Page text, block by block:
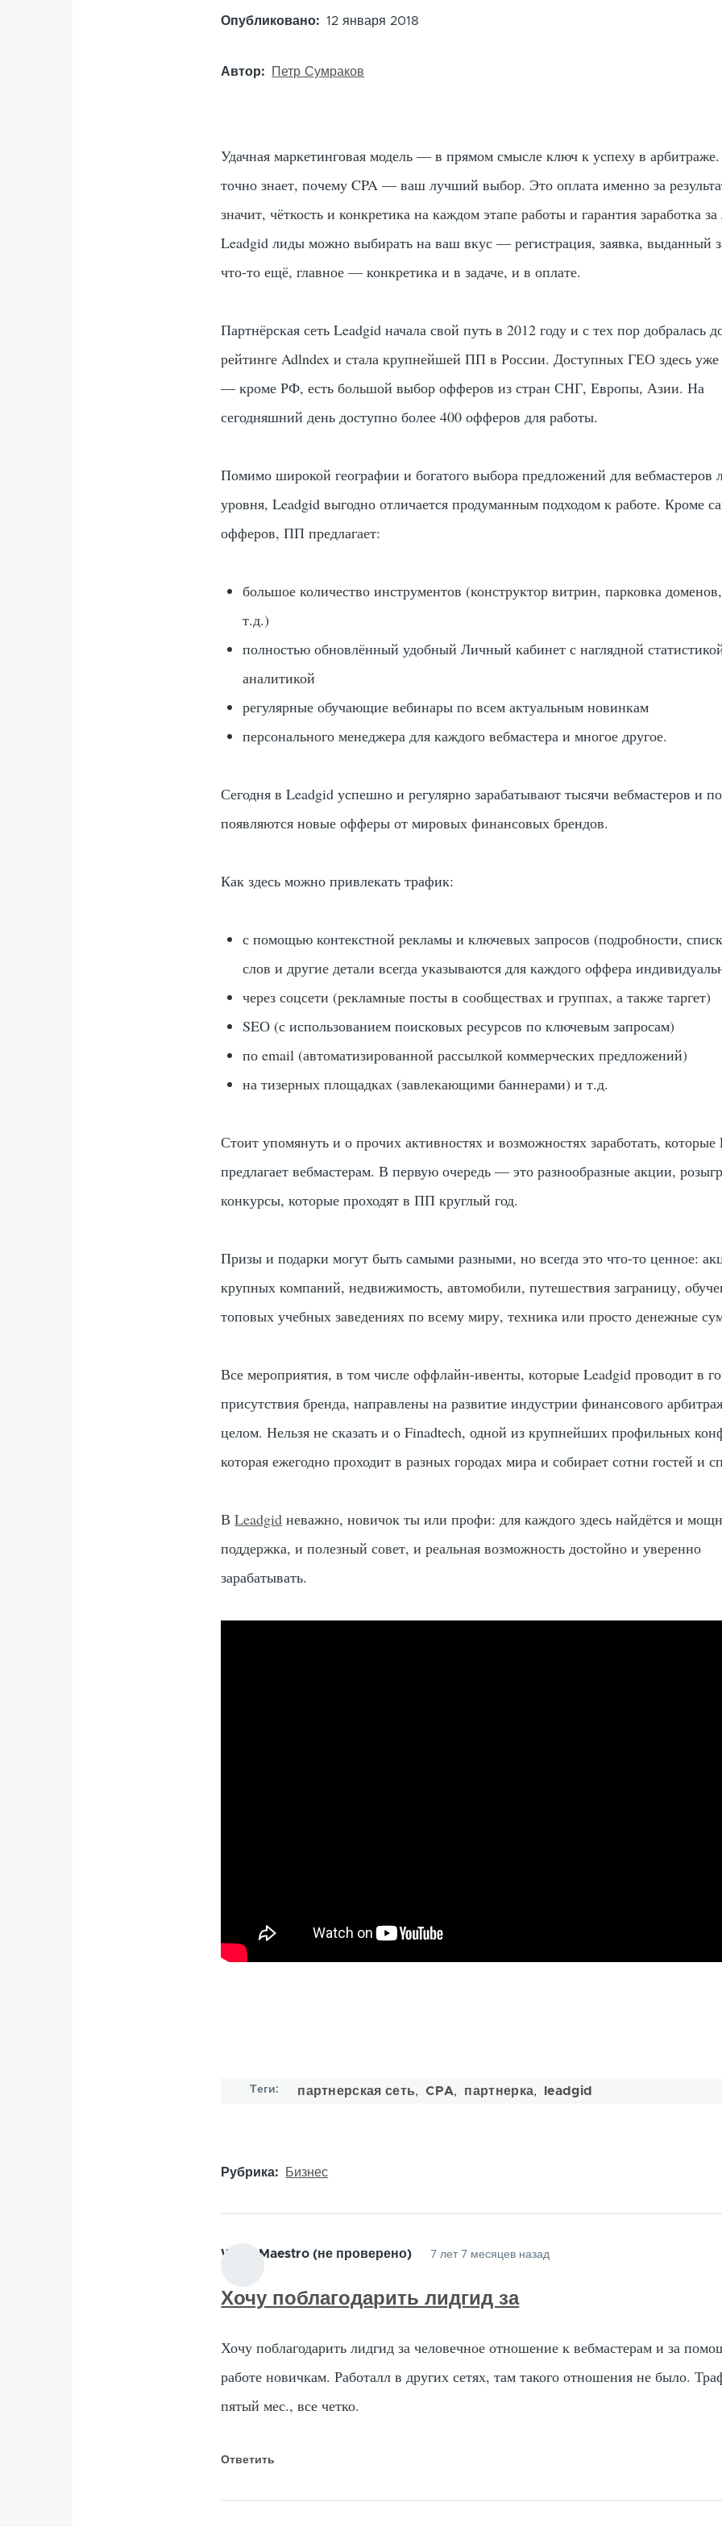
Опубликовано 12 января 2018
Автор Петр Сумраков
Удачная маркетинговая модель — в прямом смысле ключ к успеху в
точно знает, почему CPA — ваш лучший выбор. Это оплата именно за
значит, чёткость и конкретика на каждом этапе работы и гарантия заработка
Leadgid лиды можно выбирать на ваш вкус — регистрация, заявка, выданный
что-то ещё, главное — конкретика и в задаче, и в оплате.
Партнёрская сеть Leadgid начала свой путь в 2012 году и с тех пор добралась
рейтинге Adlndex и стала крупнейшей ПП в России. Доступных ГЕО здесь уже
— кроме РФ, есть большой выбор офферов из стран СНГ, Европы, Азии. На
сегодняшний день доступно более 400 офферов для работы.
Помимо широкой географии и богатого выбора предложений для вебмастеров
уровня, Leadgid выгодно отличается продуманным подходом к работе. Кроме
офферов, ПП предлагает:
большое количество инструментов (конструктор витрин, парковка
т.д.)
полностью обновлённый удобный Личный кабинет с наглядной
аналитикой
регулярные обучающие вебинары по всем актуальным новинкам
персонального менеджера для каждого вебмастера и многое другое.
Сегодня в Leadgid успешно и регулярно зарабатывают тысячи вебмастеров и
появляются новые офферы от мировых финансовых брендов.
Как здесь можно привлекать трафик:
с помощью контекстной рекламы и ключевых запросов (подробности,
слов и другие детали всегда указываются для каждого оффера
через соцсети (рекламные посты в сообществах и группах, а также таргет)
SEО (с использованием поисковых ресурсов по ключевым запросам)
по email (автоматизированной рассылкой коммерческих предложений)
на тизерных площадках (завлекающими баннерами) и т.д.
Стоит упомянуть и о прочих активностях и возможностях заработать, которые
предлагает вебмастерам. В первую очередь — это разнообразные акции,
конкурсы, которые проходят в ПП круглый год.
Призы и подарки могут быть самыми разными, но всегда это что-то ценное:
крупных компаний, недвижимость, автомобили, путешествия заграницу,
топовых учебных заведениях по всему миру, техника или просто денежные
Все мероприятия, в том числе оффлайн-ивенты, которые Leadgid проводит в
присутствия бренда, направлены на развитие индустрии финансового
целом. Нельзя не сказать и о Finadtech, одной из крупнейших профильных
которая ежегодно проходит в разных городах мира и собирает сотни гостей и
ВLeadgid неважно, новичок ты или профи: для каждого здесь найдётся и
поддержка, и полезный совет, и реальная возможность достойно и уверенно
зарабатывать.
Теги партнерская сеть CPA партнерка leadgid
Рубрика Бизнес
WEB_Maestro (не проверено) 7 лет 7 месяцев назад
Хочу поблагодарить лидгид за
Хочу поблагодарить лидгид за человечное отношение к вебмастерам и за
работе новичкам. Работалл в других сетях, там такого отношения не было.
пятый мес., все четко.
Ответить